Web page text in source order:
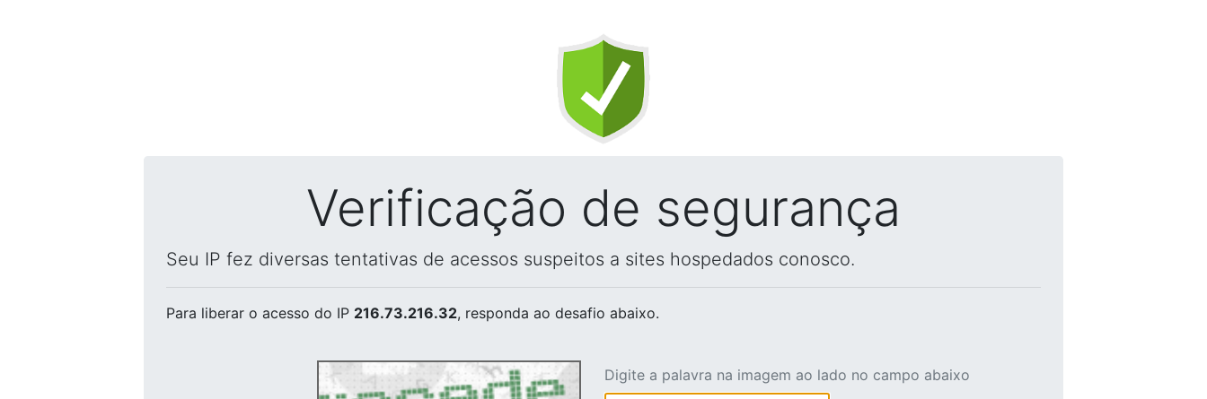
Verificação de segurança
Seu IP fez diversas tentativas de acessos suspeitos a sites hospedados conosco.
Para liberar o acesso do IP 216.73.216.32, responda ao desafio abaixo.
Digite a palavra na imagem ao lado no campo abaixo